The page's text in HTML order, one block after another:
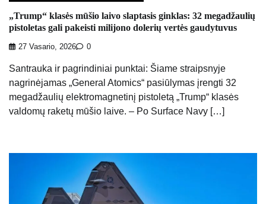
„Trump“ klasės mūšio laivo slaptasis ginklas: 32 megadžaulių
pistoletas gali pakeisti milijono dolerių vertės gaudytuvus
27 Vasario, 2026 0
Santrauka ir pagrindiniai punktai: Šiame straipsnyje
nagrinėjamas „General Atomics“ pasiūlymas įrengti 32
megadžaulių elektromagnetinį pistoletą „Trump“ klasės
valdomų raketų mūšio laive. – Po Surface Navy […]